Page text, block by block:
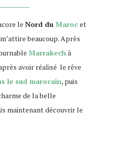
le Nord du Maroc et
beaucoup. Après
Marrakechà
avoir réalisé le rêve
le sud marocain, puis
de la belle
maintenant découvrir le